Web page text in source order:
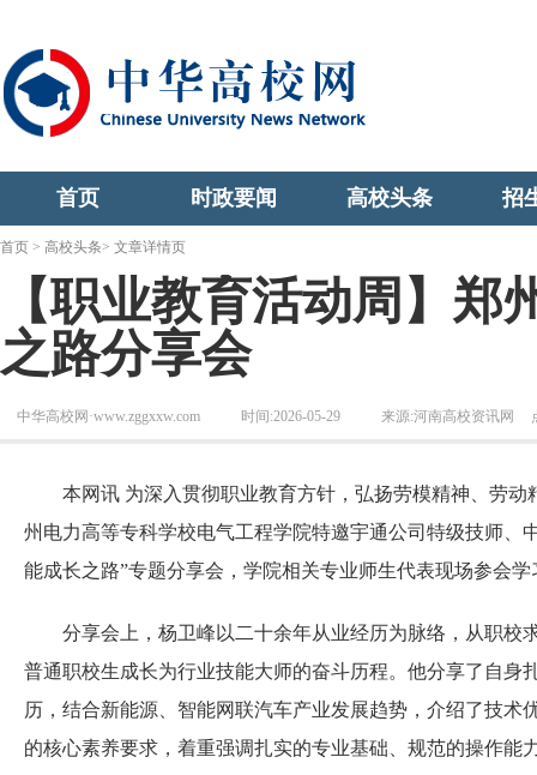
首页 时政要闻 高校头条 招
首页 > 高校头条> 文章详情页
【职业教育活动周】
之路分享会
中华高校网·www.zggxxw.com 时间:2026-05-29 来源:河南高校资讯网
本网讯 为深入贯彻职业教育方针，弘扬劳模精神、劳动
州电力高等专科学校电气工程学院特邀宇通公司特级技师、
能成长之路”专题分享会，学院相关专业师生代表现场参会学
分享会上，杨卫峰以二十余年从业经历为脉络，从职校
普通职校生成长为行业技能大师的奋斗历程。他分享了自
历，结合新能源、智能网联汽车产业发展趋势，介绍了技
的核心素养要求，着重强调扎实的专业基础、规范的操作